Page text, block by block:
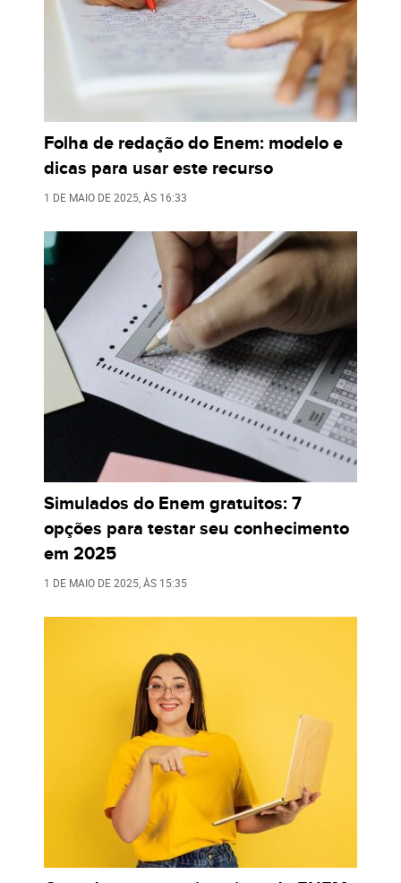
Folha de redação do Enem: modelo e
dicas para usar este recurso
1 DE MAIO DE 2025 , ÀS 16:33
Simulados do Enem gratuitos: 7
opções para testar seu conhecimento
em 2025
1 DE MAIO DE 2025 , ÀS 15:35